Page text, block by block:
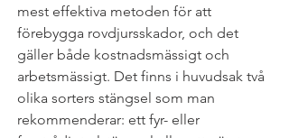
mest effektiva metoden för att
förebygga rovdjursskador, och det
gäller både kostnadsmässigt och
arbetsmässigt. Det finns i huvudsak två
olika sorters stängsel som man
rekommenderar: ett fyr- eller